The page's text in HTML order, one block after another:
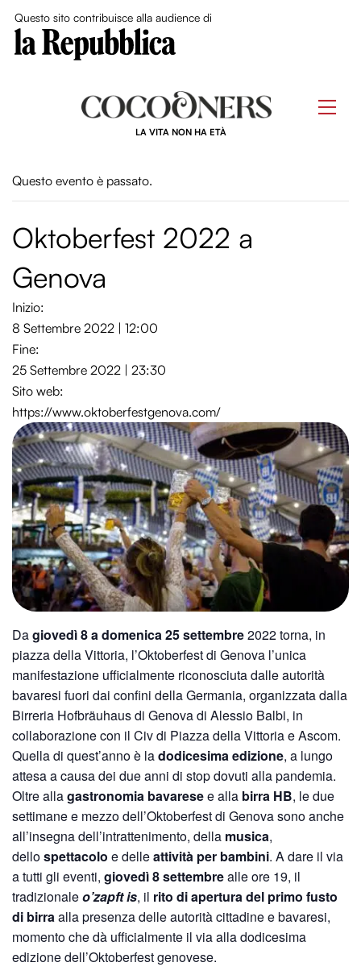
Questo sito contribuisce alla audience di
LA VITA NON HA ETÀ
Questo evento è passato.
Oktoberfest 2022 a
Genova
Inizio:
8 Settembre 2022 | 12:00
Fine:
25 Settembre 2022 | 23:30
Sito web:
https://www.oktoberfestgenova.com/
Dagiovedì 8 a domenica 25 settembre2022 torna, in
piazza della Vittoria, l’Oktoberfest di Genova l’unica
manifestazione ufficialmente riconosciuta dalle autorità
bavaresi fuori dai confini della Germania, organizzata dalla
Birreria Hofbräuhaus di Genova di Alessio Balbi, in
collaborazione con il Civ di Piazza della Vittoria e Ascom.
Quella di quest’anno è ladodicesima edizione, a lungo
attesa a causa dei due anni di stop dovuti alla pandemia.
Oltre allagastronomia bavaresee alla birra HB, le due
settimane e mezzo dell’Oktoberfest di Genova sono anche
all’insegna dell’intrattenimento, della musica,
dellospettacolo e delleattività per bambini. A dare il via
a tutti gli eventi, giovedì 8 settembrealle ore 19, il
tradizionaleo’zapft is, il rito di apertura del primo fusto
di birraalla presenza delle autorità cittadine e bavaresi,
momento che dà ufficialmente il via alla dodicesima
edizione dell’Oktoberfest genovese.